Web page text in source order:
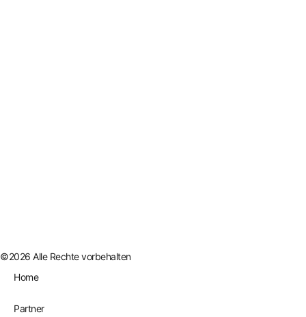
©2026 Alle Rechte vorbehalten
Home
Partner